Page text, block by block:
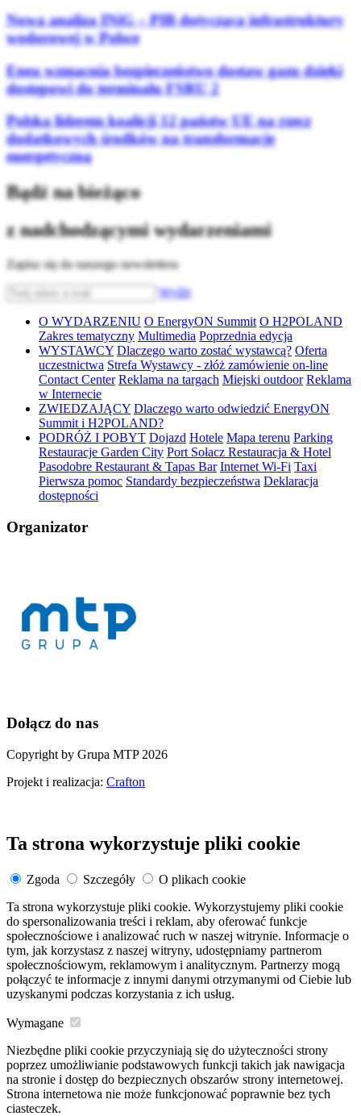
Nowa analiza INiG – PIB dotycząca infrastruktury
wodorowej w Polsce
Enea wzmacnia bezpieczeństwo dostaw gazu dzięki
dostępowi do terminalu FSRU 2
Polska liderem koalicji 12 państw UE na rzecz
dodatkowych środków na transformację
energetyczną
Bądź na bieżąco
z nadchodzącymi wydarzeniami
Zapisz się do naszego newslettera
Wyślij
O WYDARZENIU O EnergyON Summit O H2POLAND
Zakres tematyczny Multimedia Poprzednia edycja
WYSTAWCY Dlaczego warto zostać wystawcą? Oferta
uczestnictwa Strefa Wystawcy - złóż zamówienie on-line
Contact Center Reklama na targach Miejski outdoor Reklama
w Internecie
ZWIEDZAJĄCY Dlaczego warto odwiedzić EnergyON
Summit i H2POLAND?
PODRÓŻ I POBYT Dojazd Hotele Mapa terenu Parking
Restauracje Garden City Port Sołacz Restauracja & Hotel
Pasodobre Restaurant & Tapas Bar Internet Wi-Fi Taxi
Pierwsza pomoc Standardy bezpieczeństwa Deklaracja
dostępności
Organizator
Dołącz do nas
Copyright by Grupa MTP 2026
Projekt i realizacja: Crafton
Ta strona wykorzystuje pliki cookie
Zgoda Szczegóły
O plikach cookie
Ta strona wykorzystuje pliki cookie. Wykorzystujemy pliki cookie
do spersonalizowania treści i reklam, aby oferować funkcje
społecznościowe i analizować ruch w naszej witrynie. Informacje o
tym, jak korzystasz z naszej witryny, udostępniamy partnerom
społecznościowym, reklamowym i analitycznym. Partnerzy mogą
połączyć te informacje z innymi danymi otrzymanymi od Ciebie lub
uzyskanymi podczas korzystania z ich usług.
Wymagane
Niezbędne pliki cookie przyczyniają się do użyteczności strony
poprzez umożliwianie podstawowych funkcji takich jak nawigacja
na stronie i dostęp do bezpiecznych obszarów strony internetowej.
Strona internetowa nie może funkcjonować poprawnie bez tych
ciasteczek.